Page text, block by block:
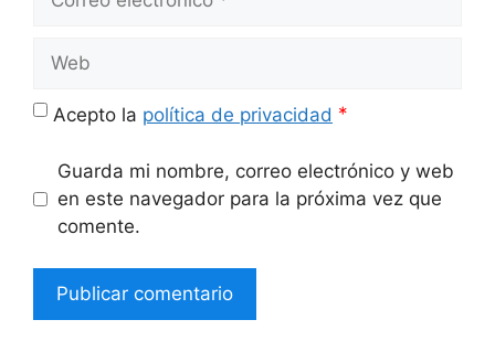
Web
Acepto la política de privacidad *
Guarda mi nombre, correo electrónico y web
en este navegador para la próxima vez que
comente.